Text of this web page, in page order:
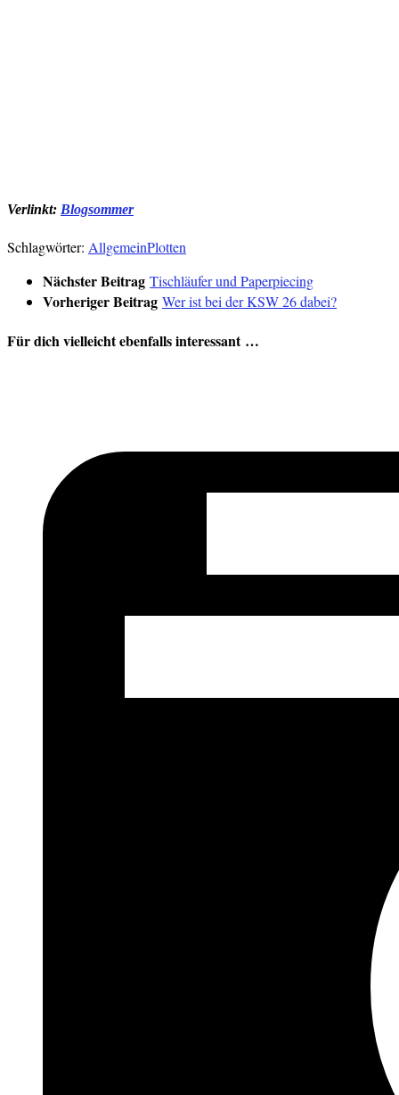
Verlinkt: Blogsommer
Schlagwörter: AllgemeinPlotten
Nächster Beitrag Tischläufer und Paperpiecing
Vorheriger Beitrag Wer ist bei der KSW 26 dabei?
Für dich vielleicht ebenfalls interessant …